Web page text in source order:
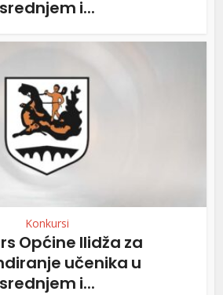
srednjem i...
Konkursi
Općine Ilidža za
učenika u
srednjem i...